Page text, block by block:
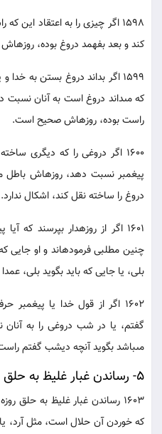
1598 اگر چيزى را به اعتقاد
كند و بعد بفهمد دروغ بوده،
1599 اگر بداند دروغ بستن به
كه مى‏داند دروغ است به آنان نسبت
راست بوده، روزه‏اش صحيح است.
1600 اگر دروغى را كه ديگرى
پيغمبر نسبت دهد، روزه‏اش باطل
دروغ را ساخته نقل كند، اشكال ندارد.
1601 اگر از روزه‏دار بپرسند كه
چنين مطلبى فرموده‏اند و او جايى
بلى، يا جايى كه بايد بگويد بلى،
1602 اگر از قول خدا يا
گفتم، يا در شب دروغى را به
مى‏باشد بگويد آنچه ديشب گفتم
5- رساندن غبار غليظ به حلق
1603 رساندن غبار غليظ به حلق
كه خوردن آن حلال است، مثل آرد،